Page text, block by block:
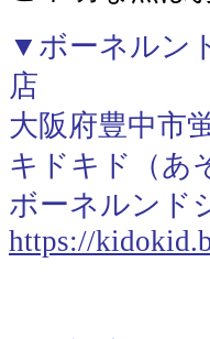
▼ボーネルン
店
大阪府豊中市
キドキド（あ
ボーネルンド
https://